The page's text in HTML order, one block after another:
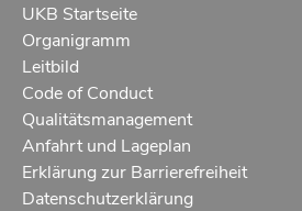
UKB Startseite
Organigramm
Leitbild
Code of Conduct
Qualitätsmanagement
Anfahrt und Lageplan
Erklärung zur Barrierefreiheit
Datenschutzerklärung